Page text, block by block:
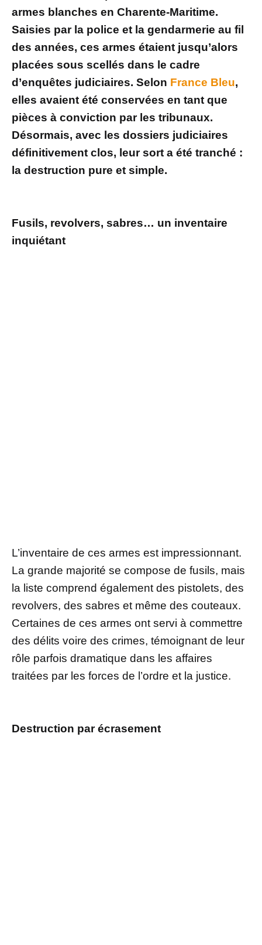
armes blanches en Charente-Maritime.
Saisies par la police et la gendarmerie au fil
des années, ces armes étaient jusqu’alors
placées sous scellés dans le cadre
d’enquêtes judiciaires. Selon France Bleu,
elles avaient été conservées en tant que
pièces à conviction par les tribunaux.
Désormais, avec les dossiers judiciaires
définitivement clos, leur sort a été tranché :
la destruction pure et simple.
Fusils, revolvers, sabres… un inventaire
inquiétant
L’inventaire de ces armes est impressionnant.
La grande majorité se compose de fusils, mais
la liste comprend également des pistolets, des
revolvers, des sabres et même des couteaux.
Certaines de ces armes ont servi à commettre
des délits voire des crimes, témoignant de leur
rôle parfois dramatique dans les affaires
traitées par les forces de l’ordre et la justice.
Destruction par écrasement